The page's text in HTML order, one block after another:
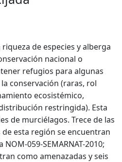
de especies y alberga
nacional o
refugios para algunas
conservación (raras, rol
ecosistémico,
restringida). Esta
de murciélagos. Trece de las
esta región se encuentran
059-SEMARNAT-2010;
como amenazadas y seis